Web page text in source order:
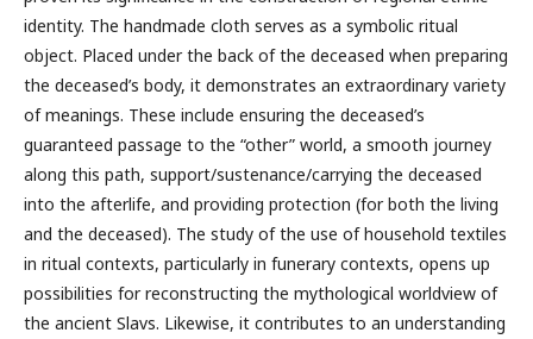
identity. The handmade cloth serves as a symbolic ritual
object. Placed under the back of the deceased when preparing
the deceased’s body, it demonstrates an extraordinary variety
of meanings. These include ensuring the deceased’s
guaranteed passage to the “other” world, a smooth journey
along this path, support/sustenance/carrying the deceased
into the afterlife, and providing protection (for both the living
and the deceased). The study of the use of household textiles
in ritual contexts, particularly in funerary contexts, opens up
possibilities for reconstructing the mythological worldview of
the ancient Slavs. Likewise, it contributes to an understanding